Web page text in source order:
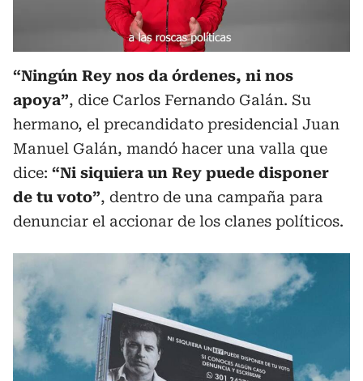
“Ningún Rey nos da órdenes, ni nos
apoya”, dice Carlos Fernando Galán. Su
hermano, el precandidato presidencial Juan
Manuel Galán, mandó hacer una valla que
dice: “Ni siquiera un Rey puede disponer
de tu voto”, dentro de una campaña para
denunciar el accionar de los clanes políticos.